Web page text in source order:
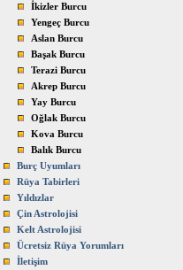
İkizler Burcu
Yengeç Burcu
Aslan Burcu
Başak Burcu
Terazi Burcu
Akrep Burcu
Yay Burcu
Oğlak Burcu
Kova Burcu
Balık Burcu
Burç Uyumları
Rüya Tabirleri
Yıldızlar
Çin Astrolojisi
Kelt Astrolojisi
Ücretsiz Rüya Yorumları
İletişim